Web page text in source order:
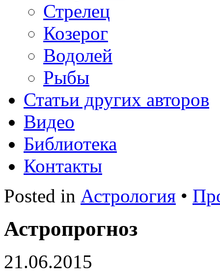
Стрелец
Козерог
Водолей
Рыбы
Статьи других авторов
Видео
Библиотека
Контакты
Posted in Астрология •
Астропрогноз
21.06.2015